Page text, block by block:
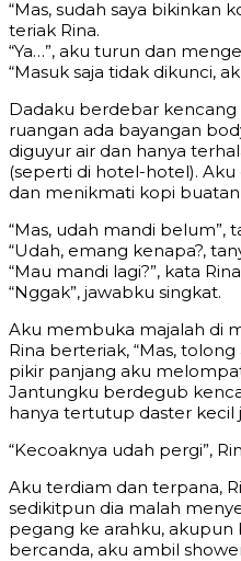
“Mas, sudah saya bikinkan
teriak Rina.
“Ya…”, aku turun dan
“Masuk saja tidak dikunci,
Dadaku berdebar
ruangan ada bayangan
diguyur air dan hanya
(seperti di hotel-hotel).
dan menikmati kopi
“Mas, udah mandi belum”,
“Udah, emang kenapa?,
“Mau mandi lagi?”, kata
“Nggak”, jawabku singkat.
Aku membuka majalah di
Rina berteriak, “Mas,
pikir panjang aku
Jantungku berdegub
hanya tertutup daster kecil
“Kecoaknya udah pergi”,
Aku terdiam dan terpana,
sedikitpun dia malah
pegang ke arahku, akupun
bercanda, aku ambil